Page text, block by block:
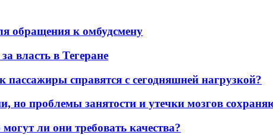
обращения к омбудсмену
власть в Тегеране
справятся с сегодняшней нагрузкой?
но проблемы занятости и утечки мозгов
ли они требовать качества?